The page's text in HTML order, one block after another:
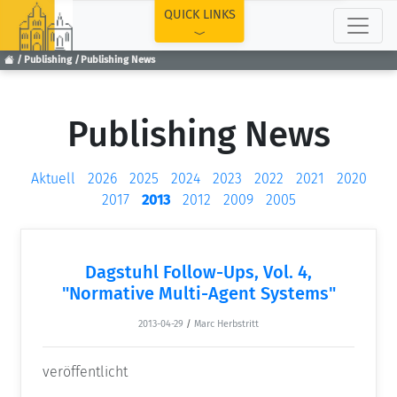
Publishing Publishing News
QUICK LINKS
Publishing News
Aktuell 2026 2025 2024 2023 2022 2021
2020
2017
2013 2012 2009 2005
Dagstuhl Follow-Ups, Vol. 4,
"Normative Multi-Agent Systems"
2013-04-29 / Marc Herbstritt
veröffentlicht